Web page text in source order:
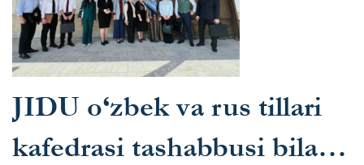
JIDU o‘zbek va rus tillari
kafedrasi tashabbusi bilan